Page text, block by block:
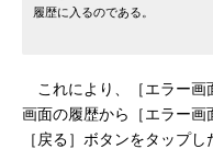
履歴に入るのである。
これにより、［エラー画
画面の履歴から［エラー
［戻る］ボタンをタップ